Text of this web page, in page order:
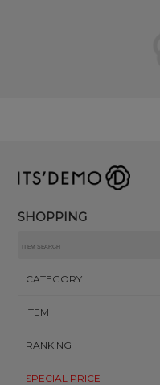
SHOPPING
CATEGORY
ITEM
RANKING
SPECIAL PRICE